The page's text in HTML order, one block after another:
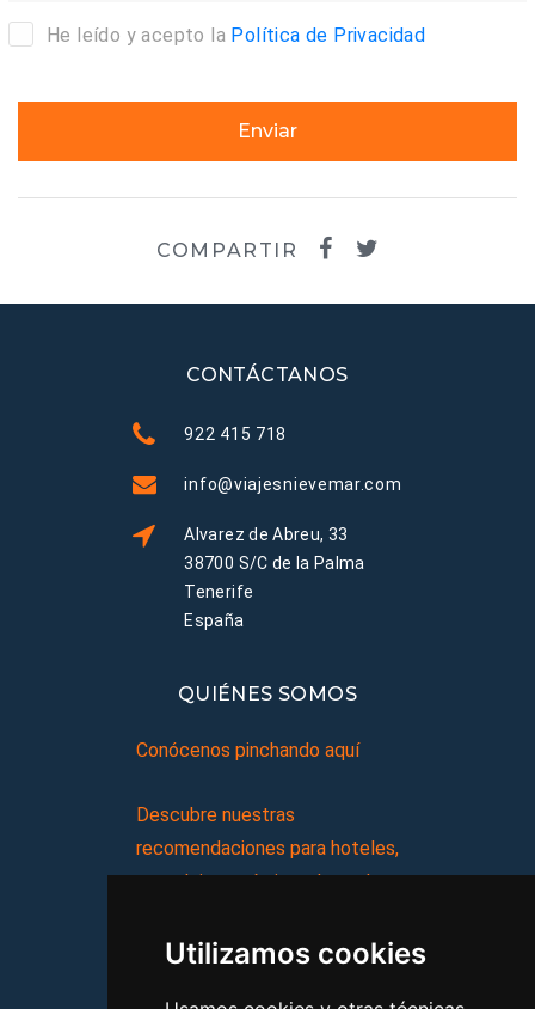
Utilizamos cookies
He leído y acepto la Política de Privacidad
Enviar
COMPARTIR
CONTÁCTANOS
922 415 718
info@viajesnievemar.com
Alvarez de Abreu, 33
38700 S/C de la Palma
Tenerife
España
QUIÉNES SOMOS
Conócenos pinchando aquí
Descubre nuestras
recomendaciones para hoteles,
complejos turísticos, hostales,
viajes, y mucho más!